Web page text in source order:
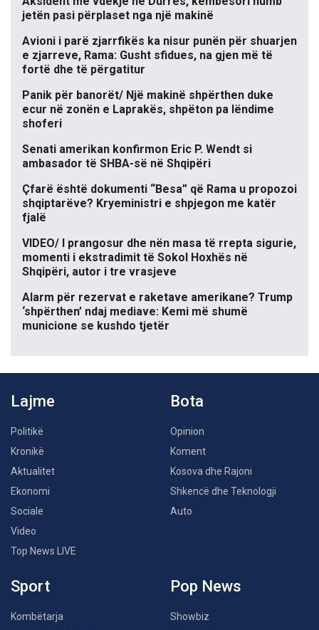
jetën pasi përplaset nga një makinë
Avioni i parë zjarrfikës ka nisur punën për shuarjen
e zjarreve, Rama: Gusht sfidues, na gjen më të
fortë dhe të përgatitur
Panik për banorët/ Një makinë shpërthen duke
ecur në zonën e Laprakës, shpëton pa lëndime
shoferi
Senati amerikan konfirmon Eric P. Wendt si
ambasador të SHBA-së në Shqipëri
Çfarë është dokumenti “Besa” që Rama u propozoi
shqiptarëve? Kryeministri e shpjegon me katër
fjalë
VIDEO/ I prangosur dhe nën masa të rrepta sigurie,
momenti i ekstradimit të Sokol Hoxhës në
Shqipëri, autor i tre vrasjeve
Alarm për rezervat e raketave amerikane? Trump
‘shpërthen’ ndaj mediave: Kemi më shumë
municione se kushdo tjetër
Lajme
Politikë
Kronikë
Aktualitet
Ekonomi
Sociale
Video
Top News LIVE
Bota
Opinion
Koment
Kosova dhe Rajoni
Shkencë dhe Teknologji
Auto
Sport
Kombëtarja
Pop News
Showbiz